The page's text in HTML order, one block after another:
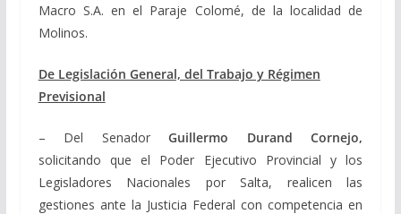
Macro S.A. en el Paraje Colomé, de la localidad de
Molinos.
De Legislación General, del Trabajo y Régimen
Previsional
– Del SenadorGuillermo Durand Cornejo,
solicitando que el Poder Ejecutivo Provincial y los
Legisladores Nacionales por Salta, realicen las
gestiones ante la Justicia Federal con competencia en